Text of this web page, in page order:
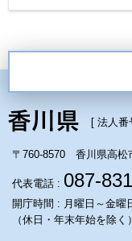
[ 法人番
〒760-8570 香川県高松
代表電話 : 087-
開庁時間 : 月曜日～金曜
（休日・年末年始を除く）